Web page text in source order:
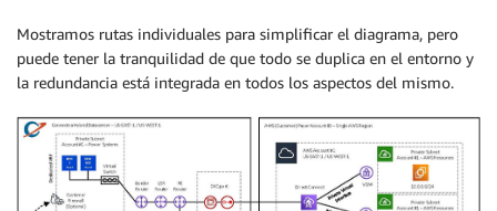
Mostramos rutas individuales para simplificar el diagrama, pero
puede tener la tranquilidad de que todo se duplica en el entorno y
la redundancia está integrada en todos los aspectos del mismo.